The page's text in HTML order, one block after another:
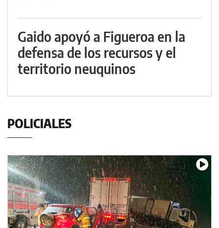
Gaido apoyó a Figueroa en la
defensa de los recursos y el
territorio neuquinos
POLICIALES